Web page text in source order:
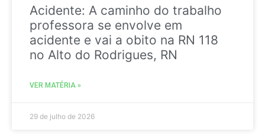
Acidente: A caminho do trabalho
professora se envolve em
acidente e vai a obito na RN 118
no Alto do Rodrigues, RN
VER MATÉRIA »
29 de julho de 2026